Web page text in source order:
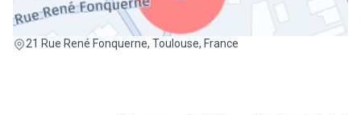
21 Rue René Fonquerne, Toulouse, France
(Lien externe)